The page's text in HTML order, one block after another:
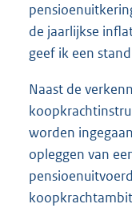
de jaarlijkse
geef ik een
Naast de
worden
opleggen van